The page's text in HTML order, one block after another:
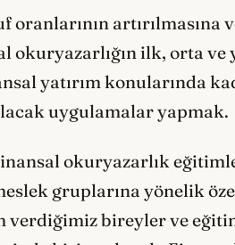
artırılmasına
okuryazarlığın ilk, orta
yatırım konularında
uygulamalar yapmak.
okuryazarlık
gruplarına yönelik
bireyler ve